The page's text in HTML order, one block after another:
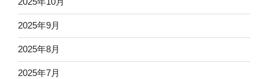
2025年9月
2025年8月
2025年7月